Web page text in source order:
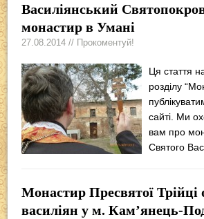
Василіянський
монастир в Умані
27.08.2014 // Прокоментуй!
Ця стаття
розділу
сайті. Ми
вам про
Святого
Монастир Пресвятої Трійці
василіян у м. Кам’янець-